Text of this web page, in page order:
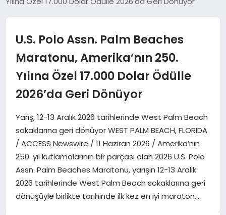
TEKNOLOJI
YAŞAM
EĞITIM
U.S. Polo Assn. Palm Beaches
Maratonu, Amerika’nın 250.
Yılına Özel 17.000 Dolar Ödülle
2026’da Geri Dönüyor
Yarış, 12-13 Aralık 2026 tarihlerinde West Palm Beach
sokaklarına geri dönüyor WEST PALM BEACH, FLORIDA
/ ACCESS Newswire / 11 Haziran 2026 / Amerika’nın
250. yıl kutlamalarının bir parçası olan 2026 U.S. Polo
Assn. Palm Beaches Maratonu, yarışın 12-13 Aralık
2026 tarihlerinde West Palm Beach sokaklarına geri
dönüşüyle birlikte tarihinde ilk kez en iyi maraton…